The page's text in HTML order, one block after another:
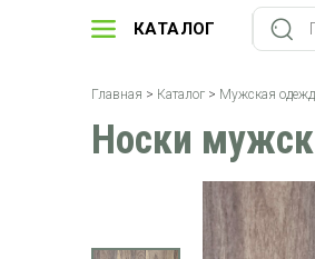
КАТАЛОГ
Главная > Каталог > Мужская
Носки